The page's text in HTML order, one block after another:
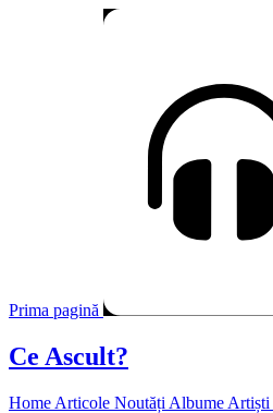
Prima pagină
Ce Ascult?
Home Articole Noutăți Albume Artiști